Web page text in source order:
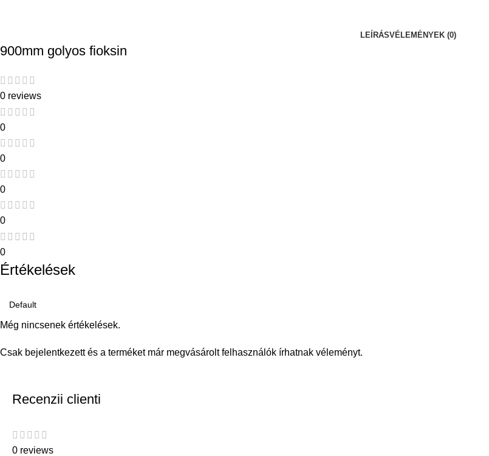
LEÍRÁSVÉLEMÉNYEK (0)
900mm golyos fioksin
0 reviews
0
0
0
0
0
Értékelések
Még nincsenek értékelések.
Csak bejelentkezett és a terméket már megvásárolt felhasználók írhatnak véleményt.
Recenzii clienti
0 reviews